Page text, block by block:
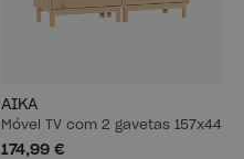
AIKA
Móvel TV com 2 gavetas 157x44
174,99 €